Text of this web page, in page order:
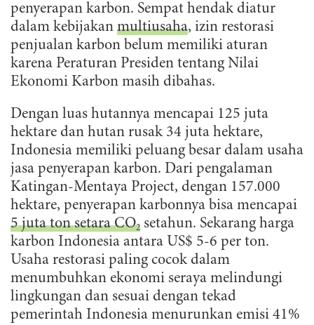
penyerapan karbon. Sempat hendak diatur
dalam kebijakan multiusaha, izin restorasi
penjualan karbon belum memiliki aturan
karena Peraturan Presiden tentang Nilai
Ekonomi Karbon masih dibahas.
Dengan luas hutannya mencapai 125 juta
hektare dan hutan rusak 34 juta hektare,
Indonesia memiliki peluang besar dalam usaha
jasa penyerapan karbon. Dari pengalaman
Katingan-Mentaya Project, dengan 157.000
hektare, penyerapan karbonnya bisa mencapai
5 juta ton setara CO2 setahun. Sekarang harga
karbon Indonesia antara US$ 5-6 per ton.
Usaha restorasi paling cocok dalam
menumbuhkan ekonomi seraya melindungi
lingkungan dan sesuai dengan tekad
pemerintah Indonesia menurunkan emisi 41%